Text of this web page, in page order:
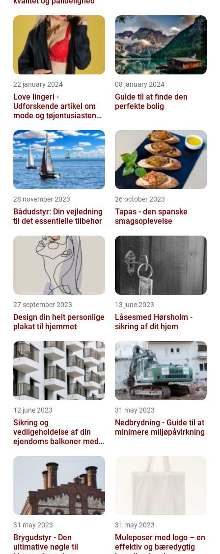
22 january 2024
Love lingeri -
Udforskende artikel om
mode og tøjentusiastens
08 january 2024
Guide til at finde den
perfekte bolig
28 november 2023
Bådudstyr: Din vejledning
til det essentielle tilbehør
26 october 2023
Tapas - den spanske
smagsoplevelse
27 september 2023
Design din helt personlige
plakat til hjemmet
13 june 2023
Låsesmed Hørsholm -
sikring af dit hjem
12 june 2023
Sikring og
vedligeholdelse af din
ejendoms balkoner med
31 may 2023
Nedbrydning - Guide til at
minimere miljøpåvirkning
31 may 2023
Brygudstyr - Den
ultimative nøgle til
31 may 2023
Muleposer med logo – en
effektiv og bæredygtig